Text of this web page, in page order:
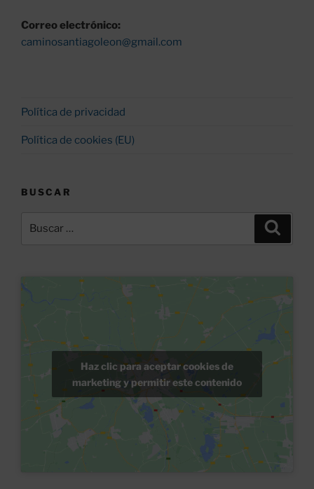
Correo electrónico:
caminosantiagoleon@gmail.com
Política de privacidad
Política de cookies (EU)
BUSCAR
Haz clic para aceptar cookies de
marketing y permitir este contenido